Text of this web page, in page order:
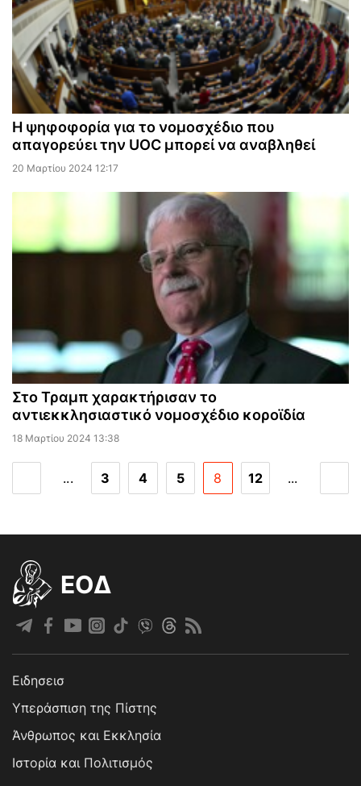
Η ψηφοφορία για το νομοσχέδιο που
απαγορεύει την UOC μπορεί να αναβληθεί
20 Μαρτίου 2024 12:17
Στο Τραμπ χαρακτήρισαν το
αντιεκκλησιαστικό νομοσχέδιο κοροϊδία
18 Μαρτίου 2024 13:38
... 3 4 5 8 12 ...
EOΔ
Ειδησεισ
Υπεράσπιση της Πίστης
Άνθρωπος και Εκκλησία
Ιστορία και Πολιτισμός